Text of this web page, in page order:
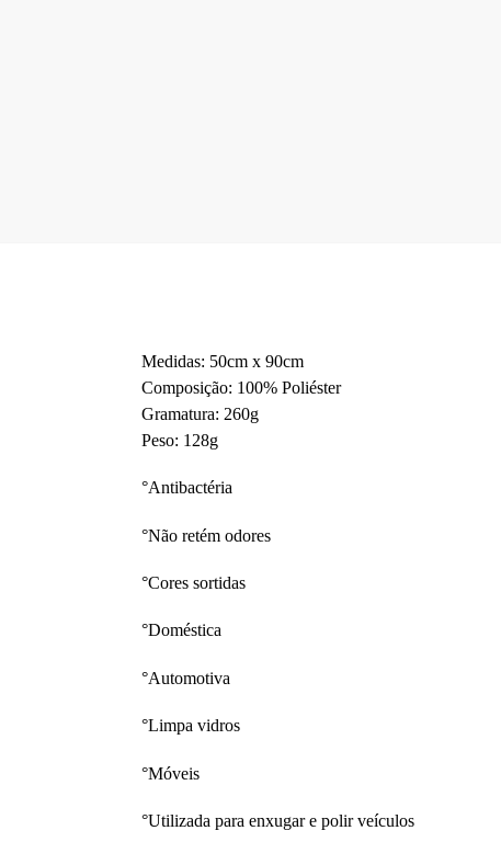
Medidas: 50cm x 90cm
Composição: 100% Poliéster
Gramatura: 260g
Peso: 128g
°Antibactéria
°Não retém odores
°Cores sortidas
°Doméstica
°Automotiva
°Limpa vidros
°Móveis
°Utilizada para enxugar e polir veículos